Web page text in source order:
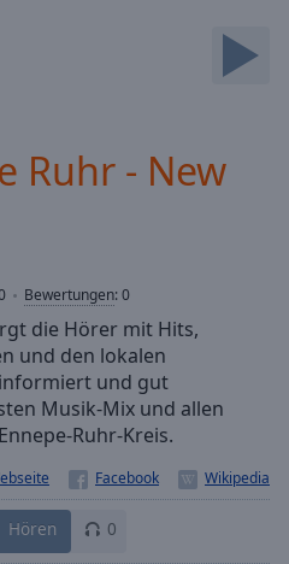
Ruhr - New
Bewertungen:0
die Hörer mit Hits,
und den lokalen
und gut
Musik-Mix und allen
Ruhr-Kreis.
Hören 0